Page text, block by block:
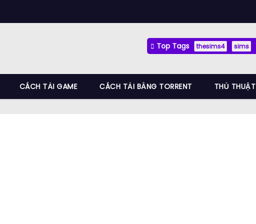
Top Tags thesims4 sims
CÁCH TẢI GAME CÁCH TẢI BẰNG TORRENT THỦ THUẬT